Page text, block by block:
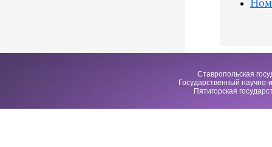
Ставропольская
Государственный научно-
Пятигорская